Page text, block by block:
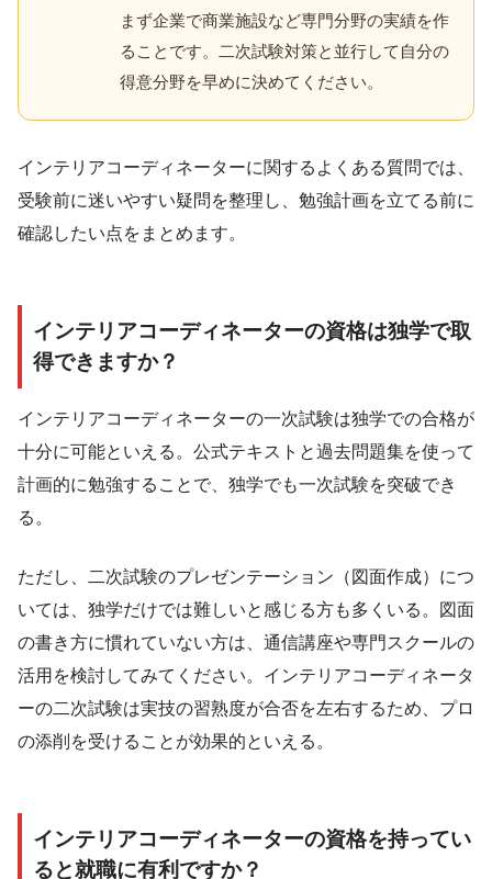
まず企業で商業施設など専門分野の実績を作
ることです。二次試験対策と並行して自分の
得意分野を早めに決めてください。
インテリアコーディネーターに関するよくある質問では、
受験前に迷いやすい疑問を整理し、勉強計画を立てる前に
確認したい点をまとめます。
インテリアコーディネーターの資格は独学で取
得できますか？
インテリアコーディネーターの一次試験は独学での合格が
十分に可能といえる。公式テキストと過去問題集を使って
計画的に勉強することで、独学でも一次試験を突破でき
る。
ただし、二次試験のプレゼンテーション（図面作成）につ
いては、独学だけでは難しいと感じる方も多くいる。図面
の書き方に慣れていない方は、通信講座や専門スクールの
活用を検討してみてください。インテリアコーディネータ
ーの二次試験は実技の習熟度が合否を左右するため、プロ
の添削を受けることが効果的といえる。
インテリアコーディネーターの資格を持ってい
ると就職に有利ですか？